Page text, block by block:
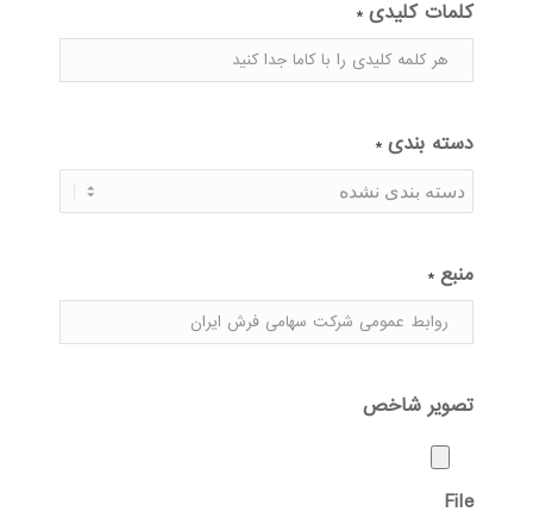
کلمات کلیدی *
دسته بندی *
منبع *
تصویر شاخص
File